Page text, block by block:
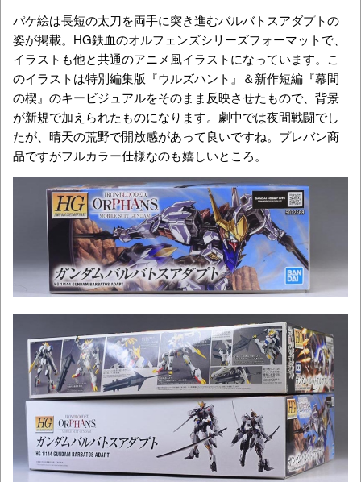
パケ絵は長短の太刀を両手に突き進むバルバトスアダプトの
姿が掲載。HG鉄血のオルフェンズシリーズフォーマットで、
イラストも他と共通のアニメ風イラストになっています。こ
のイラストは特別編集版『ウルズハント』＆新作短編『幕間
の楔』のキービジュアルをそのまま反映させたもので、背景
が新規で加えられたものになります。劇中では夜間戦闘でし
たが、晴天の荒野で開放感があって良いですね。プレバン商
品ですがフルカラー仕様なのも嬉しいところ。